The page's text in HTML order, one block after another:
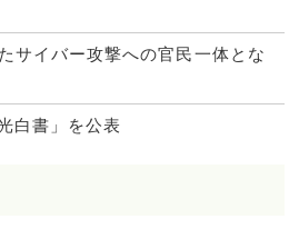
サイバー攻撃への官民一体とな
白書」を公表